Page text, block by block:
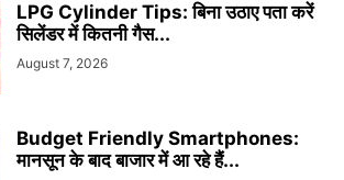
LPG Cylinder Tips: बिना उठाए पता करें
सिलेंडर में कितनी गैस...
August 7, 2026
Budget Friendly Smartphones:
मानसून के बाद बाजार में आ रहे हैं...